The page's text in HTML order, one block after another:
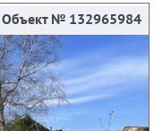
Объект № 132965984